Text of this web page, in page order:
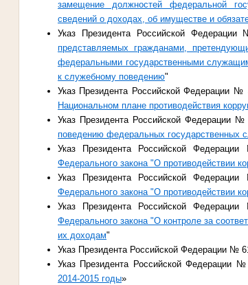
замещение должностей федеральной
сведений о доходах, об имуществе и
Указ Президента Российской
представляемых гражданами,
федеральными государственными
к служебному поведению"
Указ Президента Российской Федерации №
Национальном плане противодействия
Указ Президента Российской Федерации
поведению федеральных государственных
Указ Президента Российской
Федерального закона "О противодействии
Указ Президента Российской
Федерального закона "О противодействии
Указ Президента Российской
Федерального закона "О контроле за
их доходам"
Указ Президента Российской Федерации №
Указ Президента Российской Федерации
2014-2015 годы»